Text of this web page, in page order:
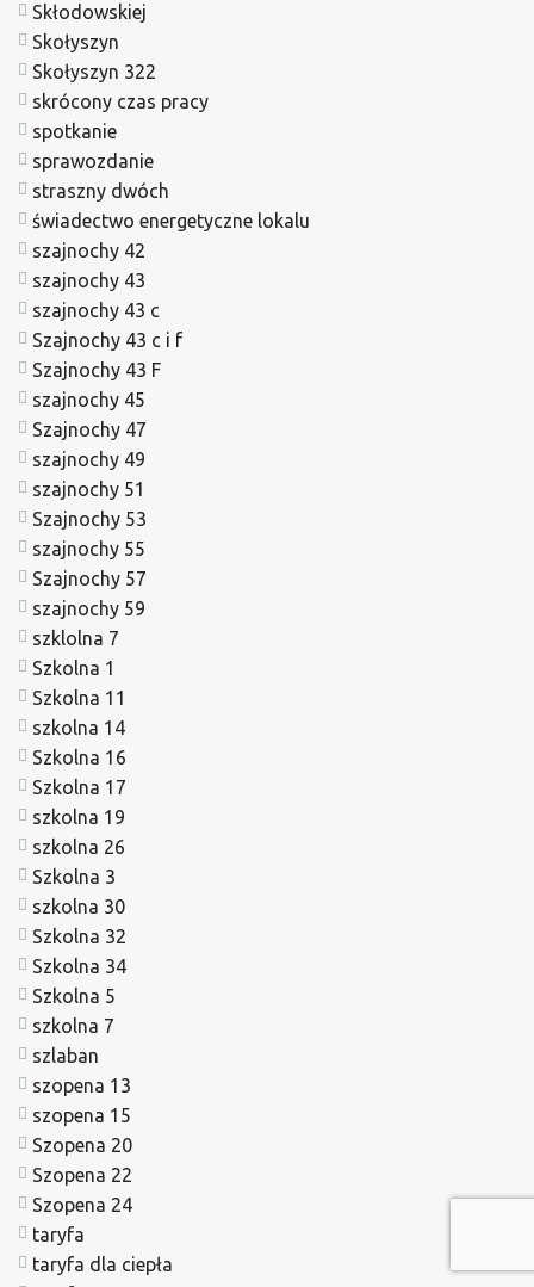
Skłodowskiej
Skołyszyn
Skołyszyn 322
skrócony czas pracy
spotkanie
sprawozdanie
straszny dwóch
świadectwo energetyczne lokalu
szajnochy 42
szajnochy 43
szajnochy 43 c
Szajnochy 43 c i f
Szajnochy 43 F
szajnochy 45
Szajnochy 47
szajnochy 49
szajnochy 51
Szajnochy 53
szajnochy 55
Szajnochy 57
szajnochy 59
szklolna 7
Szkolna 1
Szkolna 11
szkolna 14
Szkolna 16
Szkolna 17
szkolna 19
szkolna 26
Szkolna 3
szkolna 30
Szkolna 32
Szkolna 34
Szkolna 5
szkolna 7
szlaban
szopena 13
szopena 15
Szopena 20
Szopena 22
Szopena 24
taryfa
taryfa dla ciepła